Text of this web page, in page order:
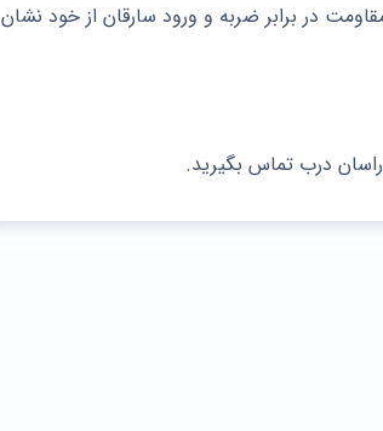
در برابر ضربه و ورود سارقان از خود نشان
راسان درب تماس بگیرید.